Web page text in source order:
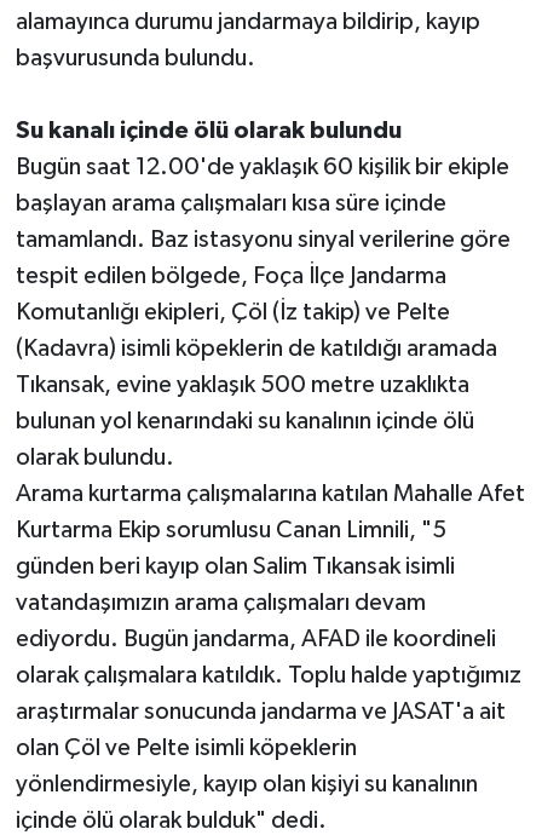
alamayınca durumu jandarmaya bildirip, kayıp
başvurusunda bulundu.
Su kanalı içinde ölü olarak bulundu
Bugün saat 12.00'de yaklaşık 60 kişilik bir ekiple
başlayan arama çalışmaları kısa süre içinde
tamamlandı. Baz istasyonu sinyal verilerine göre
tespit edilen bölgede, Foça İlçe Jandarma
Komutanlığı ekipleri, Çöl (İz takip) ve Pelte
(Kadavra) isimli köpeklerin de katıldığı aramada
Tıkansak, evine yaklaşık 500 metre uzaklıkta
bulunan yol kenarındaki su kanalının içinde ölü
olarak bulundu.
Arama kurtarma çalışmalarına katılan Mahalle Afet
Kurtarma Ekip sorumlusu Canan Limnili, "5
günden beri kayıp olan Salim Tıkansak isimli
vatandaşımızın arama çalışmaları devam
ediyordu. Bugün jandarma, AFAD ile koordineli
olarak çalışmalara katıldık. Toplu halde yaptığımız
araştırmalar sonucunda jandarma ve JASAT'a ait
olan Çöl ve Pelte isimli köpeklerin
yönlendirmesiyle, kayıp olan kişiyi su kanalının
içinde ölü olarak bulduk" dedi.